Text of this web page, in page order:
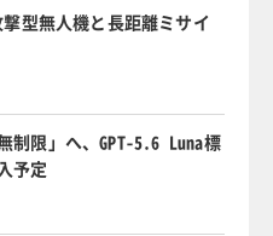
型無人機と長距離ミサイ
制限」へ、GPT-5.6 Luna標
予定